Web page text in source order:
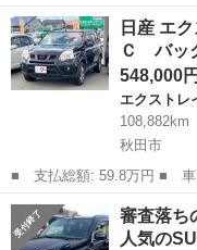
carno=046520 来店不要で全国対応中🗾(※沖縄/北海道/離島除く) 携帯
さえあれば即日審査・契約
秋田 男鹿市 エクス
日産 エ
Ｃ バッ
548,000円
エクストレ
108,882km
秋田市
■ 支払総額: 59.8万円 ■ 車両本体価格： 548,000 円 ■ メーカー
名： 日産 ■ 車種名： エ
Ｘ ４ＷＤ ＥＴＣ バッ
スマートキー ...
秋田 秋田市 エクス
審査落ち
人気の